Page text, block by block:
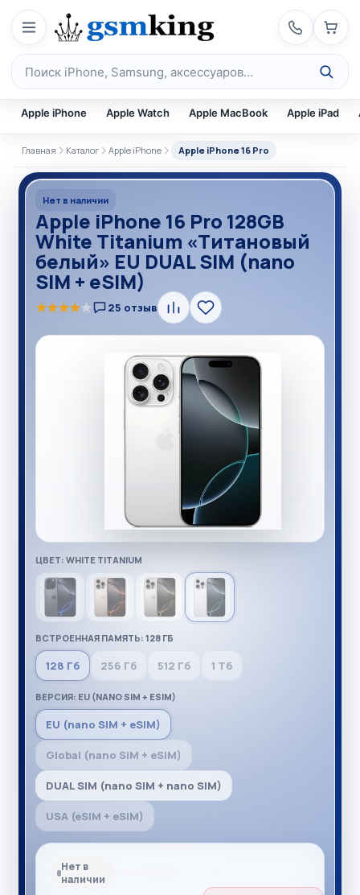
Перейти к содержимому
Поиск по каталогу
Apple iPhone Apple Watch Apple MacBook Apple iPad
Главная Каталог Apple iPhone Apple iPhone 16 Pro
Нет в наличии
Apple iPhone 16 Pro 128GB
White Titanium «Титановый
белый» EU DUAL SIM (nano
SIM + eSIM)
★★★★★ 25 отзыв Сравнить
В
избранное
ЦВЕТ: WHITE TITANIUM
ВСТРОЕННАЯ ПАМЯТЬ: 128 ГБ
128 Гб 256 Гб 512 Гб 1 Тб
ВЕРСИЯ: EU (NANO SIM + ESIM)
EU (nano SIM + eSIM)
Global (nano SIM + eSIM)
DUAL SIM (nano SIM + nano SIM)
USA (eSIM + eSIM)
Нет в
наличии